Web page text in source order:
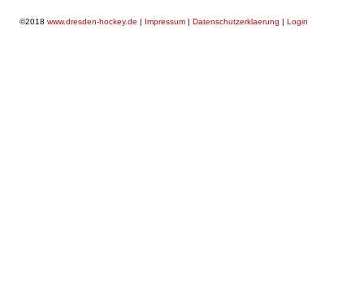
©2018 www.dresden-hockey.de | Impressum | Datenschutzerklaerung | Login